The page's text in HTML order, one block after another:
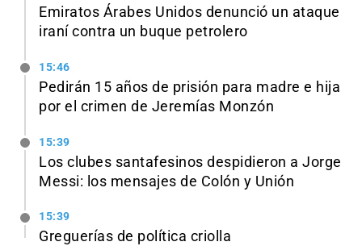
Emiratos Árabes Unidos denunció un ataque
iraní contra un buque petrolero
15:46
Pedirán 15 años de prisión para madre e hija
por el crimen de Jeremías Monzón
15:39
Los clubes santafesinos despidieron a Jorge
Messi: los mensajes de Colón y Unión
15:39
Greguerías de política criolla